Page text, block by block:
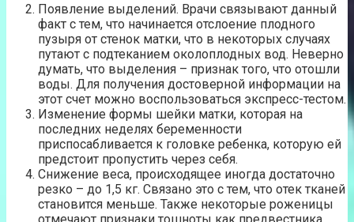
Появление выделений. Врачи связывают данный
факт с тем, что начинается отслоение плодного
пузыря от стенок матки, что в некоторых случаях
путают с подтеканием околоплодных вод. Неверно
думать, что выделения – признак того, что отошли
воды. Для получения достоверной информации на
этот счет можно воспользоваться экспресс-тестом.
Изменение формы шейки матки, которая на
последних неделях беременности
приспосабливается к головке ребенка, которую ей
предстоит пропустить через себя.
Снижение веса, происходящее иногда достаточно
резко – до 1,5 кг. Связано это с тем, что отек тканей
становится меньше. Также некоторые роженицы